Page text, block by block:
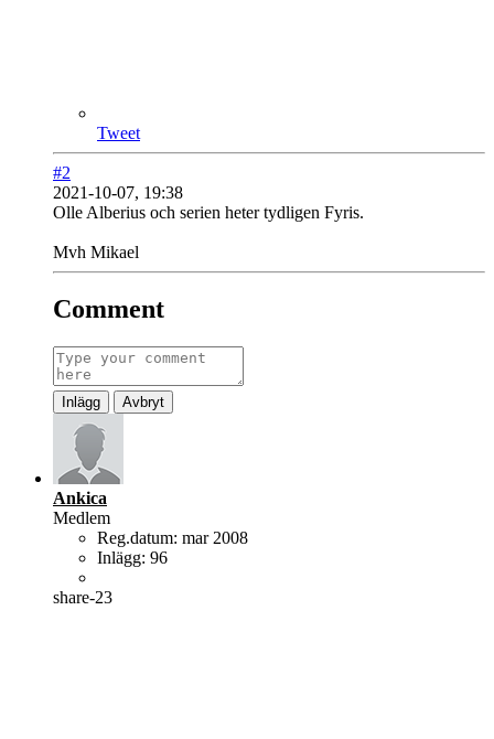
Tweet
#2
2021-10-07, 19:38
Olle Alberius och serien heter tydligen Fyris.
Mvh Mikael
Comment
Inlägg Avbryt
Ankica
Medlem
Reg.datum: mar 2008
Inlägg: 96
share-23